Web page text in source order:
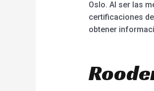
Oslo. Al ser las
certificaciones
obtener